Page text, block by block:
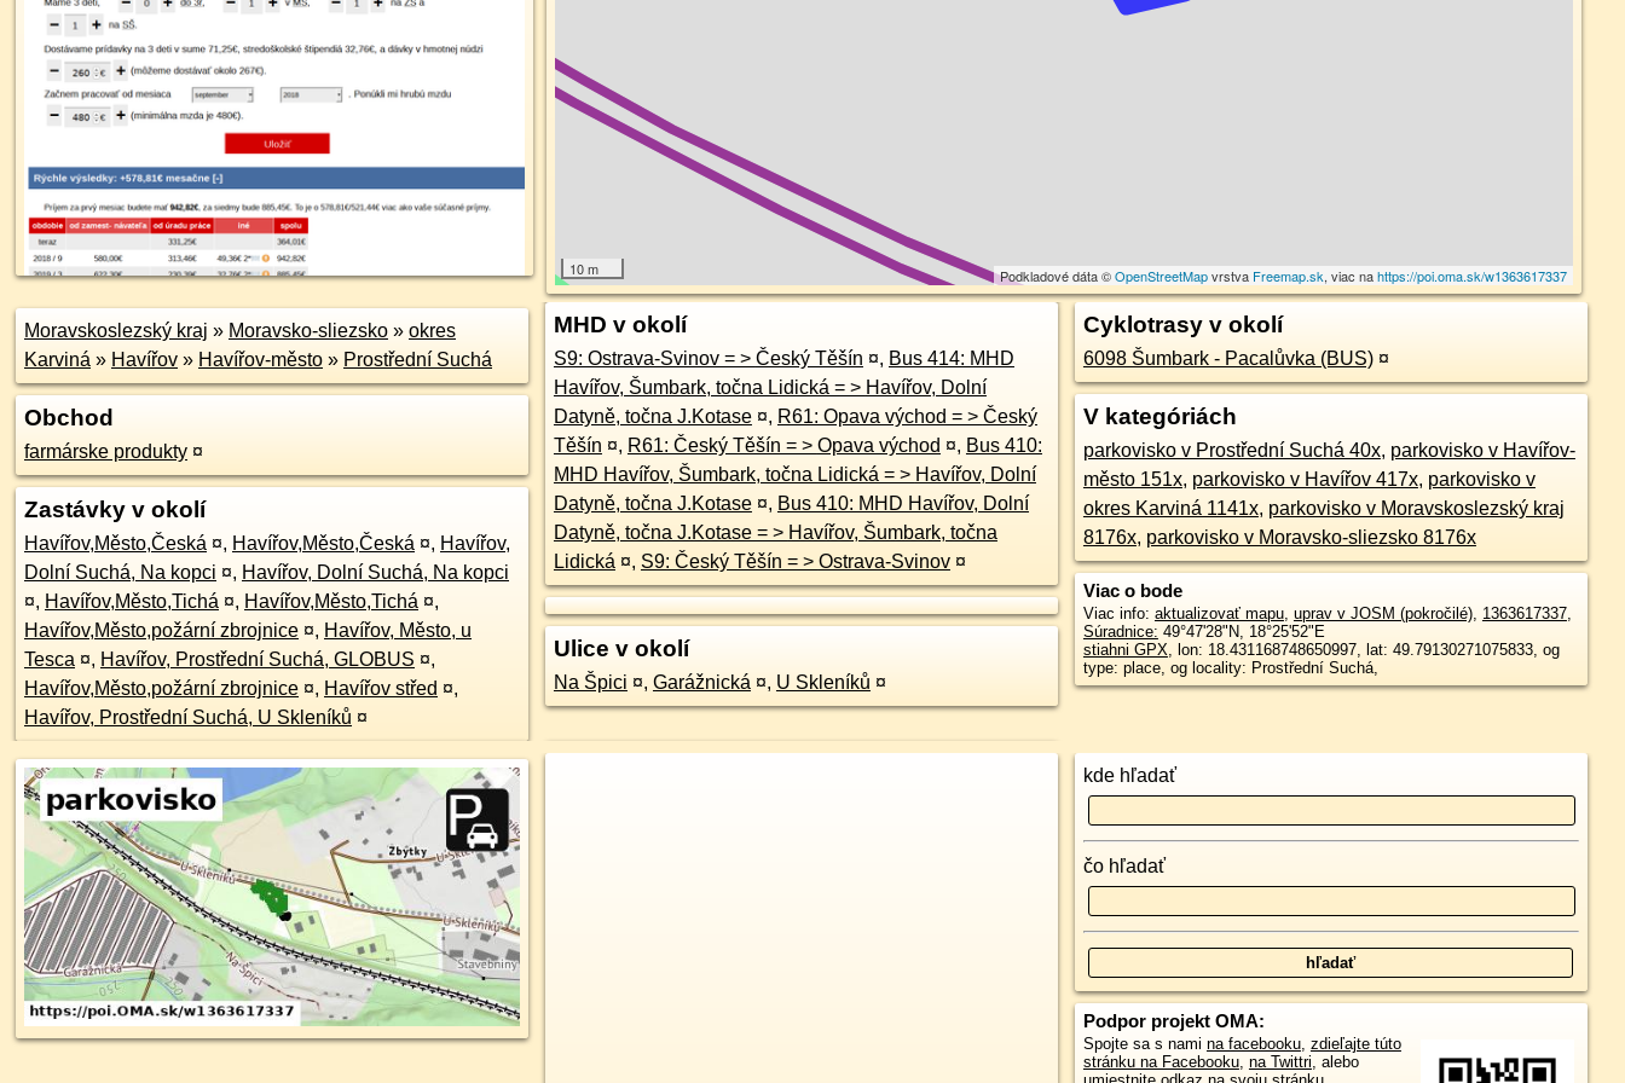
10 m Podkladové dáta ©OpenStreetMapvrstva Freemap.sk, viac nahttps://poi.oma.sk/w1363617337
Moravskoslezský kraj » Moravsko-sliezsko » okres
Karviná » Havířov » Havířov-město » Prostřední Suchá
Obchod
farmárske produkty ¤
Zastávky v okolí
Havířov,Město,Česká ¤, Havířov,Město,Česká ¤, Havířov,
Dolní Suchá, Na kopci ¤, Havířov, Dolní Suchá, Na kopci
¤, Havířov,Město,Tichá ¤, Havířov,Město,Tichá ¤,
Havířov,Město,požární zbrojnice ¤, Havířov, Město, u
Tesca ¤, Havířov, Prostřední Suchá, GLOBUS ¤,
Havířov,Město,požární zbrojnice ¤, Havířov střed ¤,
Havířov, Prostřední Suchá, U Skleníků ¤
MHD v okolí
S9: Ostrava-Svinov = > Český Těšín ¤, Bus 414: MHD
Havířov, Šumbark, točna Lidická = > Havířov, Dolní
Datyně, točna J.Kotase ¤, R61: Opava východ = > Český
Těšín ¤, R61: Český Těšín = > Opava východ ¤, Bus 410:
MHD Havířov, Šumbark, točna Lidická = > Havířov, Dolní
Datyně, točna J.Kotase ¤, Bus 410: MHD Havířov, Dolní
Datyně, točna J.Kotase = > Havířov, Šumbark, točna
Lidická ¤, S9: Český Těšín = > Ostrava-Svinov ¤
Ulice v okolí
Na Špici ¤, Garážnická ¤, U Skleníků ¤
Cyklotrasy v okolí
6098 Šumbark - Pacalůvka (BUS) ¤
V kategóriách
parkovisko v Prostřední Suchá 40x, parkovisko v Havířov-
město 151x, parkovisko v Havířov 417x, parkovisko v
okres Karviná 1141x, parkovisko v Moravskoslezský kraj
8176x, parkovisko v Moravsko-sliezsko 8176x
Viac o bode
Viac info: aktualizovať mapu, uprav v JOSM (pokročilé), 1363617337,
Súradnice: 49°47'28"N, 18°25'52"E
stiahni GPX, lon: 18.431168748650997, lat: 49.79130271075833, og
type: place, og locality: Prostřední Suchá,
kde hľadať
čo hľadať
Podpor projekt OMA:
Spojte sa s nami na facebooku, zdieľajte túto
stránku na Facebooku, na Twittri, alebo